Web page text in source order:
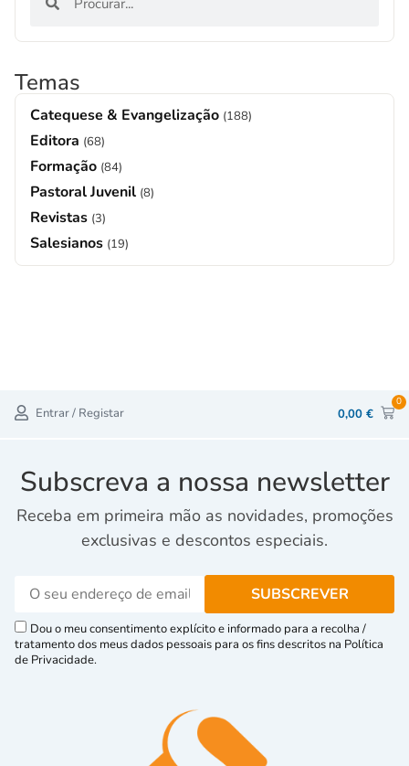
Temas
Catequese & Evangelização (188)
Editora (68)
Formação (84)
Pastoral Juvenil (8)
Revistas (3)
Salesianos (19)
Entrar / Registar 0,00 €
0
Subscreva a nossa newsletter
Receba em primeira mão as novidades, promoções
exclusivas e descontos especiais.
Dou o meu consentimento explícito e informado para a recolha /
tratamento dos meus dados pessoais para os fins descritos na Política
de Privacidade.